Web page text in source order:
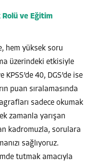
Rolü ve Eğitim
hem yüksek soru
üzerindeki etkisiyle
40, DGS’de ise
puan sıralamasında
sadece okumak
zamanla yarışan
kadromuzla, sorulara
sağlıyoruz.
tutmak amacıyla